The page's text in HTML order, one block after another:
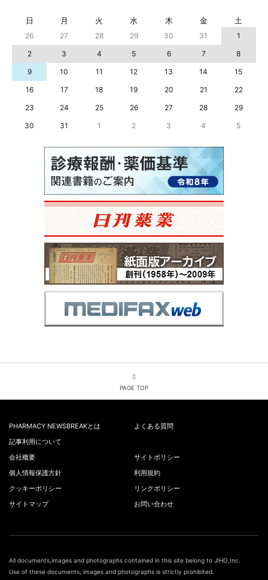
日 月 火 水 木 金 土
26 27 28 29 30 31
1
2
3 4 5 6 7
8
9
10 11 12 13 14
15
16
17 18 19 20 21
22
23
24 25 26 27 28
29
30
31 1 2 3 4 5
PAGE TOP
PHARMACY NEWSBREAKとは
よくある質問
記事利用について
会社概要
サイトポリシー
個人情報保護方針
利用規約
クッキーポリシー
リンクポリシー
サイトマップ
お問い合わせ
All documents,images and photographs contained in this site belong to JIHO,Inc.
Use of these documents, images and photographs is strictly prohibited.